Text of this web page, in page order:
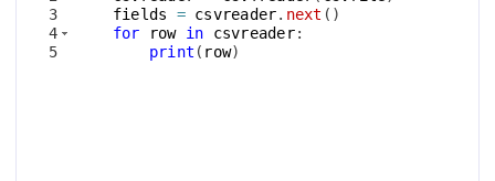
3
4
5
fields
= csvreader. next ( )
for
row in csvreader:
print ( row)